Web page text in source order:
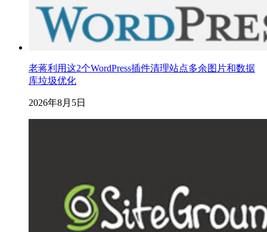
老蒋利用这2个WordPress插件清理站点多余图片和数据
库垃圾优化
2026年8月5日